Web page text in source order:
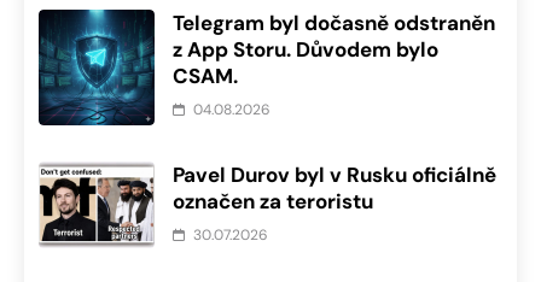
Telegram byl dočasně odstraněn
z App Storu. Důvodem bylo
CSAM.
04.08.2026
Pavel Durov byl v Rusku oficiálně
označen za teroristu
30.07.2026